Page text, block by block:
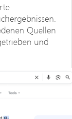
Quellen
und